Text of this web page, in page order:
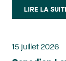
et de
règlements
municipalités
LIRE LA
15 juillet 2026